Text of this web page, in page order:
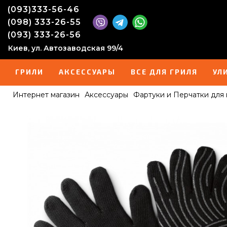
(093)333-56-46
(098) 333-26-55
(093) 333-26-56
Киев, ул. Автозаводская 99/4
ГРИЛИ АКСЕССУАРЫ ВСЕ ДЛЯ ГРИЛЯ
Интернет магазин Аксессуары Фартуки и Перчатки для